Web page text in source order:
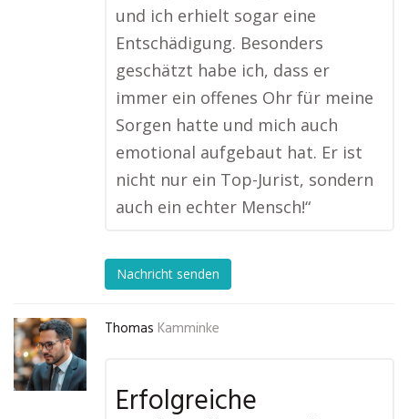
und ich erhielt sogar eine
Entschädigung. Besonders
geschätzt habe ich, dass er
immer ein offenes Ohr für meine
Sorgen hatte und mich auch
emotional aufgebaut hat. Er ist
nicht nur ein Top-Jurist, sondern
auch ein echter Mensch!“
Nachricht senden
Thomas Kamminke
Erfolgreiche